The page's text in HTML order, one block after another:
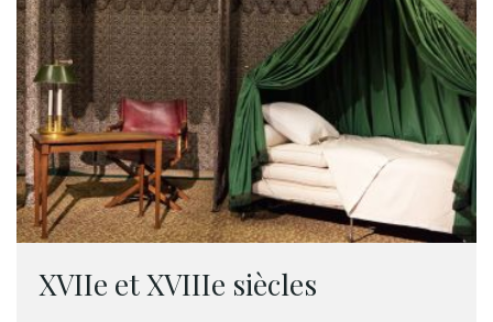
XVIIe et XVIIIe siècles